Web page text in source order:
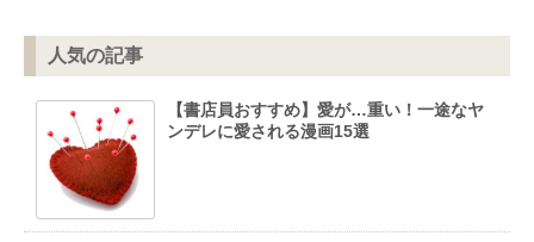
人気の記事
【書店員おすすめ】愛が…重い！一途なヤ
ンデレに愛される漫画15選